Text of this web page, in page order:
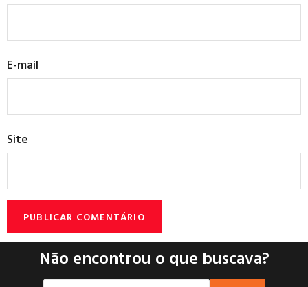
E-mail
Site
Não encontrou o que buscava?